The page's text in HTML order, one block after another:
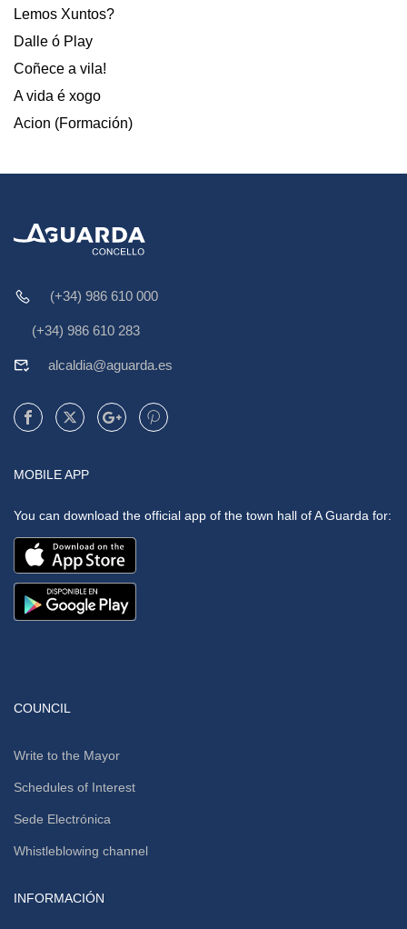
Lemos Xuntos?
Dalle ó Play
Coñece a vila!
A vida é xogo
Acion (Formación)
(+34) 986 610 000
(+34) 986 610 283
alcaldia@aguarda.es
MOBILE APP
You can download the official app of the town hall of A Guarda for:
COUNCIL
Write to the Mayor
Schedules of Interest
Sede Electrónica
Whistleblowing channel
INFORMACIÓN